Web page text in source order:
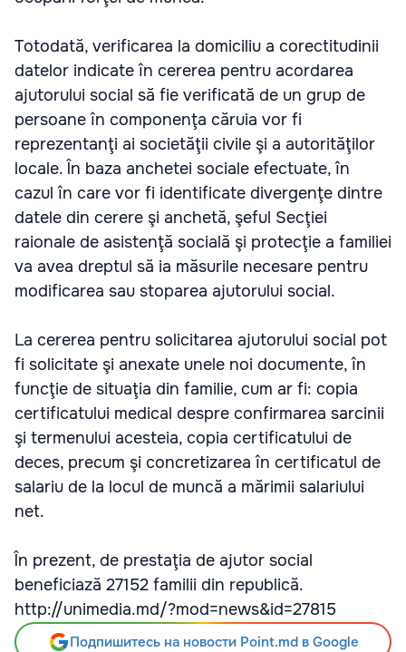
Totodată, verificarea la domiciliu a corectitudinii
datelor indicate în cererea pentru acordarea
ajutorului social să fie verificată de un grup de
persoane în componenţa căruia vor fi
reprezentanţi ai societăţii civile şi a autorităţilor
locale. În baza anchetei sociale efectuate, în
cazul în care vor fi identificate divergenţe dintre
datele din cerere şi anchetă, şeful Secţiei
raionale de asistenţă socială şi protecţie a familiei
va avea dreptul să ia măsurile necesare pentru
modificarea sau stoparea ajutorului social.
La cererea pentru solicitarea ajutorului social pot
fi solicitate şi anexate unele noi documente, în
funcţie de situaţia din familie, cum ar fi: copia
certificatului medical despre confirmarea sarcinii
şi termenului acesteia, copia certificatului de
deces, precum şi concretizarea în certificatul de
salariu de la locul de muncă a mărimii salariului
net.
În prezent, de prestaţia de ajutor social
beneficiază 27152 familii din republică.
http://unimedia.md/?mod=news&id=27815
Подпишитесь на новости Point.md в Google